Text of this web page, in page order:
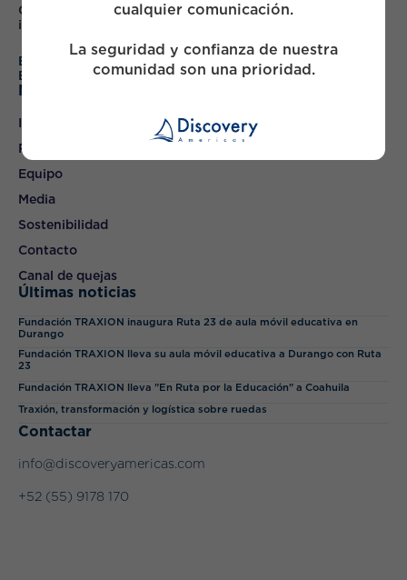
cualquier comunicación.
La seguridad y confianza de nuestra
comunidad son una prioridad.
Colaborar con las principales empresas de México para
impulsar el crecimiento y generar valor
English
Español
Mapa
Inicio
Portafolio
Equipo
Media
Sostenibilidad
Contacto
Canal de quejas
Últimas noticias
Fundación TRAXION inaugura Ruta 23 de aula móvil educativa en
Durango
Fundación TRAXION lleva su aula móvil educativa a Durango con Ruta
23
Fundación TRAXION lleva "En Ruta por la Educación" a Coahuila
Traxión, transformación y logística sobre ruedas
Contactar
info@discoveryamericas.com
+52 (55) 9178 170